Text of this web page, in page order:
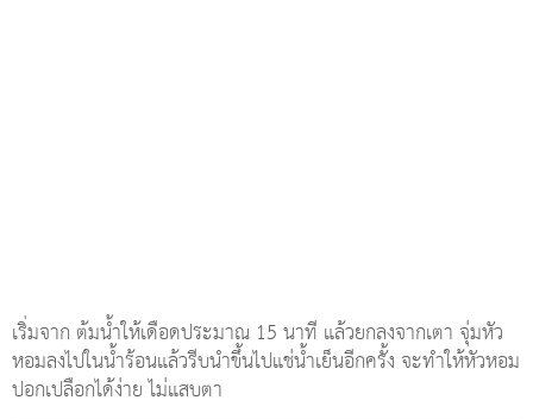
เริ่มจาก ต้มน้ำให้เดือดประมาณ 15 นาที แล้วยกลงจากเตา จุ่มหัว
หอมลงไปในน้ำร้อนแล้วรีบนำขึ้นไปแช่น้ำเย็นอีกครั้ง จะทำให้หัวหอม
ปอกเปลือกได้ง่าย ไม่แสบตา